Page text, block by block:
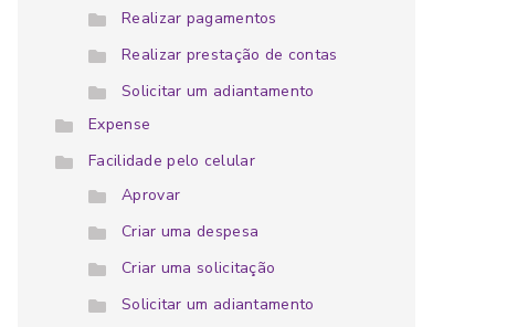
Realizar pagamentos
Realizar prestação de contas
Solicitar um adiantamento
Expense
Facilidade pelo celular
Aprovar
Criar uma despesa
Criar uma solicitação
Solicitar um adiantamento